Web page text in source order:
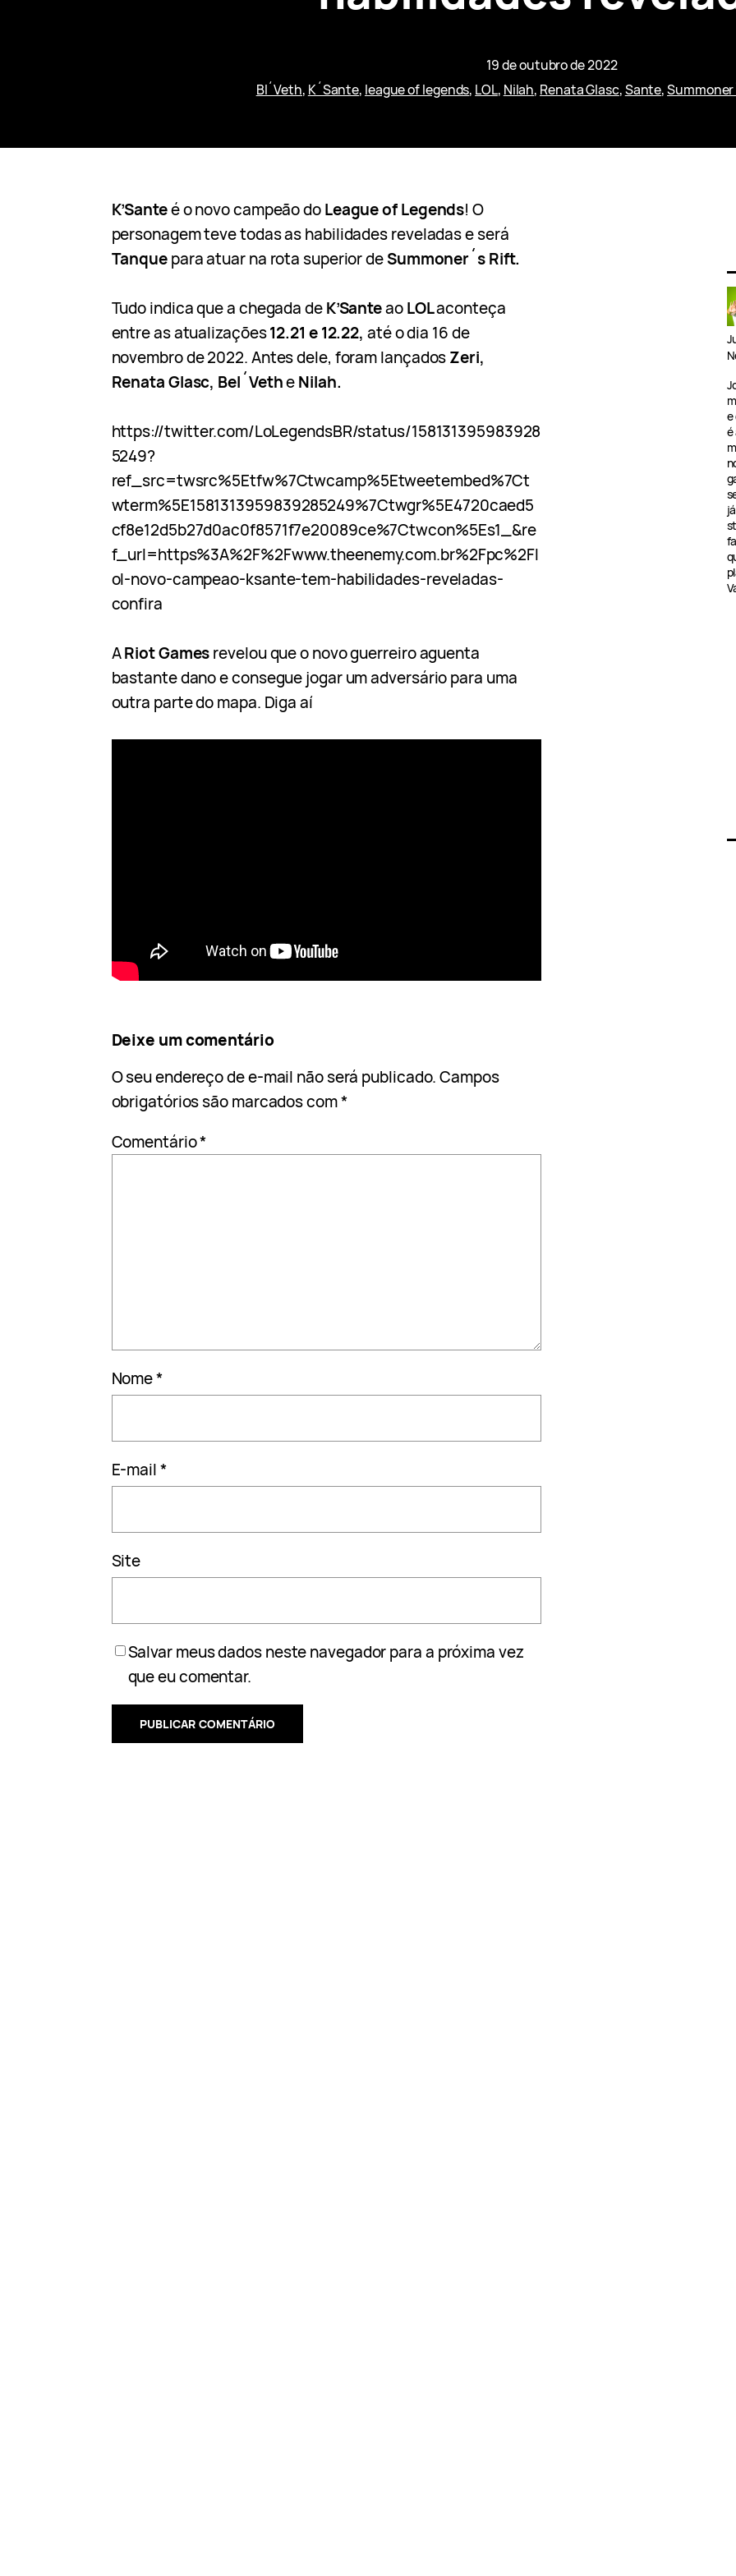
19 de outubro de 2022
Bl´Veth, K´Sante, league of legends, LOL, Nilah, Renata Glasc, Sante,
K’Santeé o novo campeão doLeague of Legends! O
personagem teve todas as habilidades reveladas e será
Tanquepara atuar na rota superior deSummoner´s Rift.
Tudo indica que a chegada deK’SanteaoLOLaconteça
entre as atualizações12.21 e 12.22,até o dia 16 de
novembro de 2022. Antes dele, foram lançadosZeri,
Renata Glasc, Bel´VetheNilah.
https://twitter.com/LoLegendsBR/status/158131395983928
5249?
ref_src=twsrc%5Etfw%7Ctwcamp%5Etweetembed%7Ct
wterm%5E1581313959839285249%7Ctwgr%5E4720caed5
cf8e12d5b27d0ac0f8571f7e20089ce%7Ctwcon%5Es1_&re
f_url=https%3A%2F%2Fwww.theenemy.com.br%2Fpc%2Fl
ol-novo-campeao-ksante-tem-habilidades-reveladas-
confira
ARiot Gamesrevelou que o novo guerreiro aguenta
bastante dano e consegue jogar um adversário para uma
outra parte do mapa. Diga aí
Deixe um comentário
O seu endereço de e-mail não será publicado. Campos
obrigatórios são marcados com*
Comentário*
Nome*
E-mail*
Site
Salvar meus dados neste navegador para a próxima vez
que eu comentar.
e
é